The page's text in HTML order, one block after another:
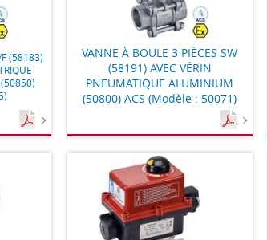
F (58183)
(50850)
VANNE À BOULE 3 PIÈCES SW
(58191) AVEC VÉRIN
PNEUMATIQUE ALUMINIUM
(50800) ACS (Modèle : 50071)